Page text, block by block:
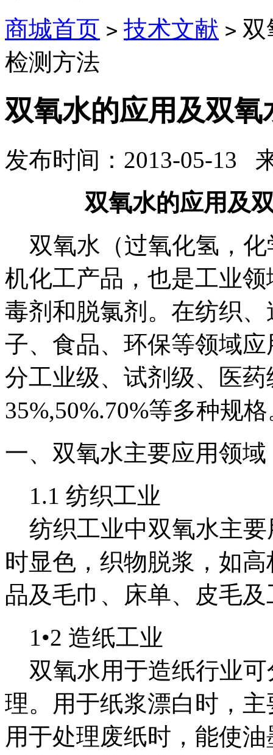
商城首页 > 技术文献 > 双
检测方法
双氧水的应用及双
发布时间：2013-05-13
双氧水的应用及
双氧水（过氧化氢，化
机化工产品，也是工业
毒剂和脱氯剂。在纺织
子、食品、环保等领域
分工业级、试剂级、医
35%,50%.70%等多种规
一、双氧水主要应用领域
1.1 纺织工业
纺织工业中双氧水主要
时显色，织物脱浆，如
品及毛巾、床单、皮毛
1•2 造纸工业
双氧水用于造纸行业可
理。用于纸浆漂白时，
用于处理废纸时，能使